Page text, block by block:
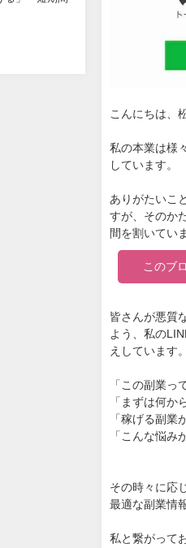
こんにちは、
私の本業は様
しています。
ありがたいこ
すが、そのか
間を割いてい
このブ
皆さんが悪質
よう、私の
えしています。
「この副業っ
「まずは何か
「稼げる副業
「こんな悩み
その時々に応
最適な副業情
私と繋がって